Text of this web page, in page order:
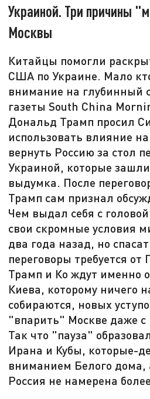
Украиной. Три причины
Москвы
Китайцы помогли
США по Украине. Мало
внимание на глубинный
газеты South China
Дональд Трамп просил
использовать влияние
вернуть Россию за стол
Украиной, которые
выдумка. После
Трамп сам признал
Чем выдал себя с
свои скромные условия
два года назад, но
переговоры требуется
Трамп и Ко ждут именно
Киева, которому ничего
собираются, новых
"впарить" Москве даже
Так что "пауза"
Ирана и Кубы, которые-
вниманием Белого дома,
Россия не намерена